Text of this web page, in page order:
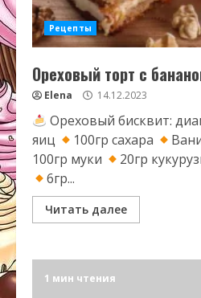
Рецепты
Ореховый торт с
Elena 14.12.2023
Ореховый бисквит:
яиц
100гр сахара
100гр муки
20гр
6гр...
Читать далее
1 мин чтения